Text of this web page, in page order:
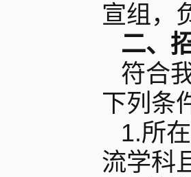
宣组，
二、
符合
下列条
1.所
流学科